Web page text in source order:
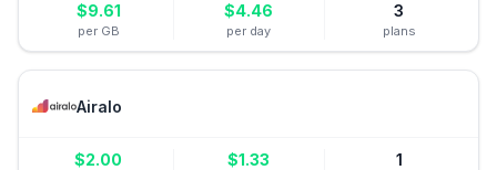
$9.61
per GB
$4.46
per day
3
plans
Airalo
$2.00 $1.33 1